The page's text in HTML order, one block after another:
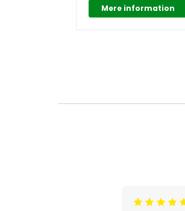
Mere information
Beoordeling: 5/5